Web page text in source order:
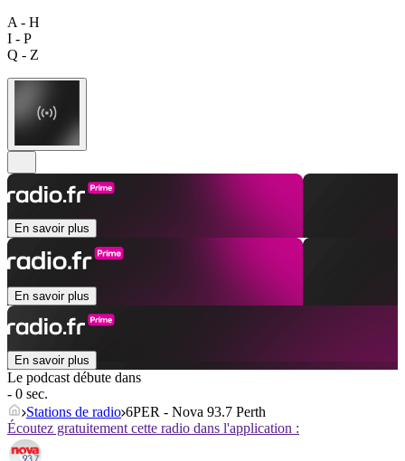
A - H
I - P
Q - Z
En savoir plus
En savoir plus
En savoir plus
Le podcast débute dans
- 0 sec.
Stations de radio 6PER - Nova 93.7 Perth
Écoutez gratuitement cette radio dans l'application :